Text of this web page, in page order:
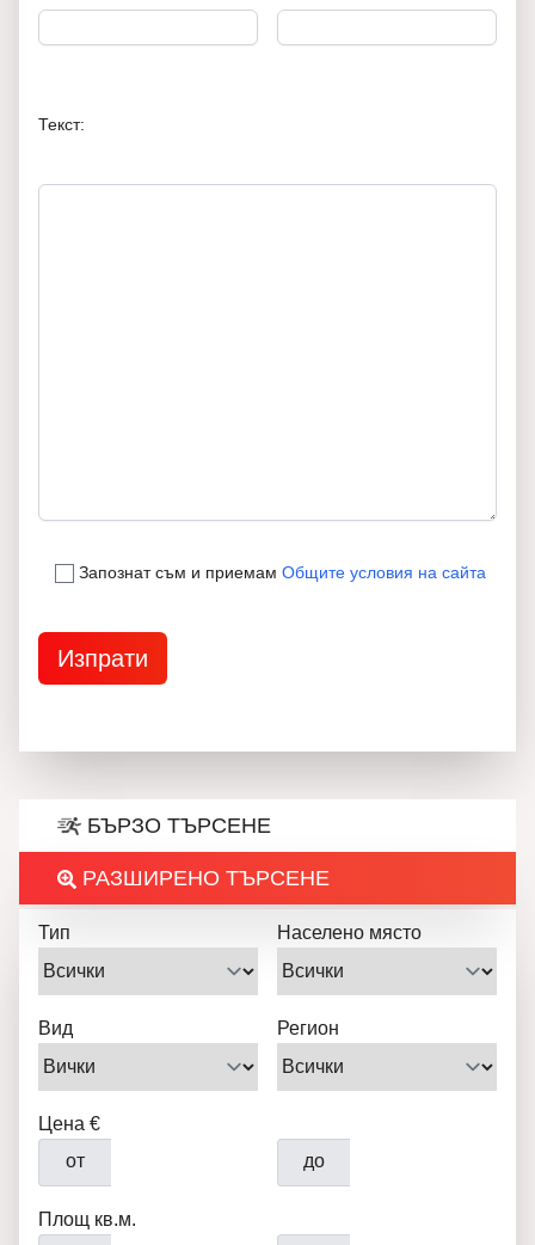
Текст:
Запознат съм и приемам Общите условия на сайта
БЪРЗО ТЪРСЕНЕ
РАЗШИРЕНО ТЪРСЕНЕ
Тип Населено място
Вид Регион
Цена €
от
до
Площ кв.м.